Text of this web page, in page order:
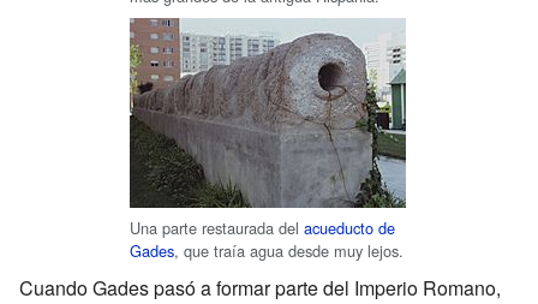
Una parte restaurada del acueducto de
Gades, que traía agua desde muy lejos.
Cuando Gades pasó a formar parte del Imperio Romano,